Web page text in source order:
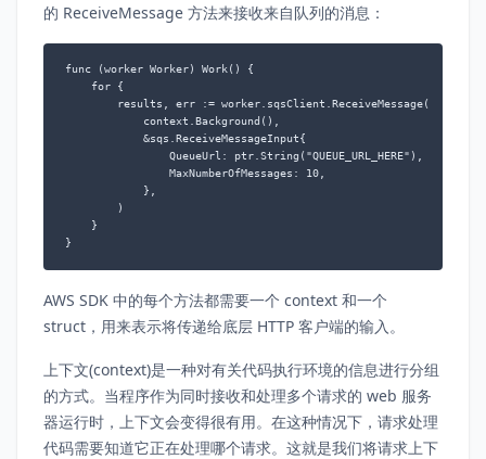
的 ReceiveMessage 方法来接收来自队列的消息：
func (worker Worker) Work() {
    for {
        results, err := worker.sqsClient.ReceiveMessage(
            context.Background(),
            &sqs.ReceiveMessageInput{
                QueueUrl: ptr.String("QUEUE_URL_HERE"),
                MaxNumberOfMessages: 10,
            },
        )
    }
AWS SDK 中的每个方法都需要一个 context 和一个
struct，用来表示将传递给底层 HTTP 客户端的输入。
上下文(context)是一种对有关代码执行环境的信息进行分组
的方式。当程序作为同时接收和处理多个请求的 web 服务
器运行时，上下文会变得很有用。在这种情况下，请求处理
代码需要知道它正在处理哪个请求。这就是我们将请求上下